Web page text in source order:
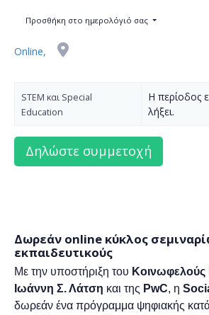
Προσθήκη στο ημερολόγιό σας
Online,
STEM και Special
Education
Η περίοδος
λήξει.
Δωρεάν online κύκλος
εκπαιδευτικούς
Με την υποστήριξη του Κοινωφελούς
Ιωάννη Σ. Λάτση και της PwC, η
δωρεάν ένα πρόγραμμα ψηφιακής